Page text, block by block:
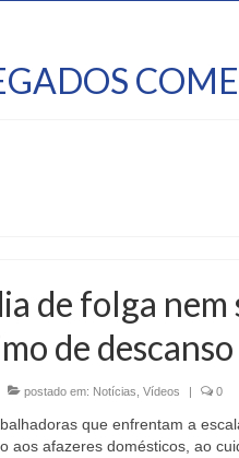
de folga nem
de descanso
postado em: Notícias Vídeos | 0
que enfrentam a
aos afazeres domésticos, ao